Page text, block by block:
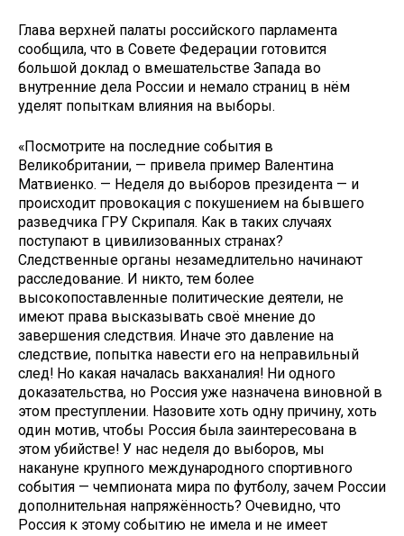
Глава верхней палаты российского парламента
сообщила, что в Совете Федерации готовится
большой доклад о вмешательстве Запада во
внутренние дела России и немало страниц в нём
уделят попыткам влияния на выборы.
«Посмотрите на последние события в
Великобритании, — привела пример Валентина
Матвиенко. — Неделя до выборов президента — и
происходит провокация с покушением на бывшего
разведчика ГРУ Скрипаля. Как в таких случаях
поступают в цивилизованных странах?
Следственные органы незамедлительно начинают
расследование. И никто, тем более
высокопоставленные политические деятели, не
имеют права высказывать своё мнение до
завершения следствия. Иначе это давление на
следствие, попытка навести его на неправильный
след! Но какая началась вакханалия! Ни одного
доказательства, но Россия уже назначена виновной в
этом преступлении. Назовите хоть одну причину, хоть
один мотив, чтобы Россия была заинтересована в
этом убийстве! У нас неделя до выборов, мы
накануне крупного международного спортивного
события — чемпионата мира по футболу, зачем России
дополнительная напряжённость? Очевидно, что
Россия к этому событию не имела и не имеет